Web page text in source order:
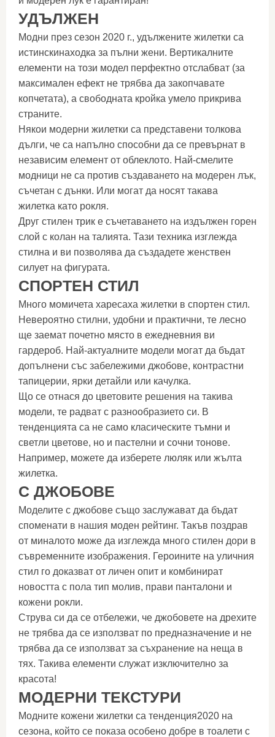
УДЪЛЖЕН
Модни през сезон 2020 г., удължените жилетки са
истинскинаходка за пълни жени. Вертикалните
елементи на този модел перфектно отслабват (за
максимален ефект не трябва да закопчавате
копчетата), а свободната кройка умело прикрива
страните.
Някои модерни жилетки са представени толкова
дълги, че са напълно способни да се превърнат в
независим елемент от облеклото. Най-смелите
модници не са против създаването на модерен лък,
съчетан с дънки. Или могат да носят такава
жилетка като рокля.
Друг стилен трик е съчетаването на издължен горен
слой с колан на талията. Тази техника изглежда
стилна и ви позволява да създадете женствен
силует на фигурата.
СПОРТЕН СТИЛ
Много момичета харесаха жилетки в спортен стил.
Невероятно стилни, удобни и практични, те лесно
ще заемат почетно място в ежедневния ви
гардероб. Най-актуалните модели могат да бъдат
допълнени със забележими джобове, контрастни
тапицерии, ярки детайли или качулка.
Що се отнася до цветовите решения на такива
модели, те радват с разнообразието си. В
тенденцията са не само класическите тъмни и
светли цветове, но и пастелни и сочни тонове.
Например, можете да изберете люляк или жълта
жилетка.
С ДЖОБОВЕ
Моделите с джобове също заслужават да бъдат
споменати в нашия моден рейтинг. Такъв поздрав
от миналото може да изглежда много стилен дори в
съвременните изображения. Героините на уличния
стил го доказват от личен опит и комбинират
новостта с пола тип молив, прави панталони и
кожени рокли.
Струва си да се отбележи, че джобовете на дрехите
не трябва да се използват по предназначение и не
трябва да се използват за съхранение на неща в
тях. Такива елементи служат изключително за
красота!
МОДЕРНИ ТЕКСТУРИ
Модните кожени жилетки са тенденция2020 на
сезона, който се показа особено добре в тоалети с